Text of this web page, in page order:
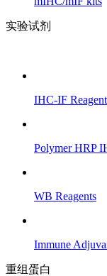
实验试剂
IHC-IF
Polymer HRP
WB Reagents
Immune
重组蛋白